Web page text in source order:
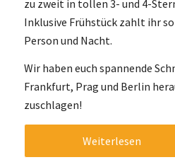
zu zweit in tollen 3- und 4-
Inklusive Frühstück zahlt ihr
Person und Nacht.
Wir haben euch spannende
Frankfurt, Prag und Berlin
zuschlagen!
Weiterlesen